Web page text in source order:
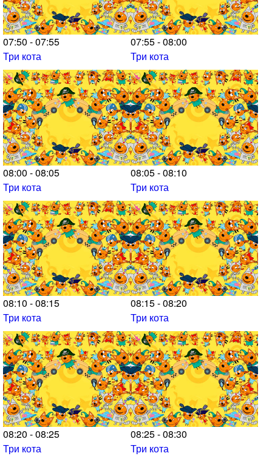
07:50 - 07:55
Три кота
07:55 - 08:00
Три кота
08:00 - 08:05
Три кота
08:05 - 08:10
Три кота
08:10 - 08:15
Три кота
08:15 - 08:20
Три кота
08:20 - 08:25
Три кота
08:25 - 08:30
Три кота